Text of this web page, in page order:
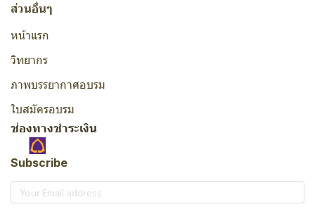
ส่วนอื่นๆ
หน้าแรก
วิทยากร
ภาพบรรยากาศอบรม
ใบสมัครอบรม
ช่องทางชำระเงิน
Subscribe